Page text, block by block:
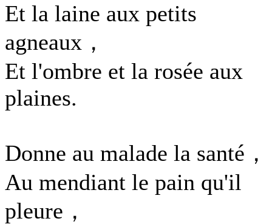
Et la laine aux petits
agneaux，
Et l'ombre et la rosée aux
plaines.
Donne au malade la santé，
Au mendiant le pain qu'il
pleure，